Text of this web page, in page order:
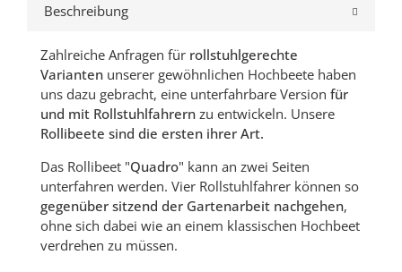
Beschreibung
Zahlreiche Anfragen für rollstuhlgerechte
Varianten unserer gewöhnlichen Hochbeete haben
uns dazu gebracht, eine unterfahrbare Version für
und mit Rollstuhlfahrern zu entwickeln. Unsere
Rollibeete sind die ersten ihrer Art.
Das Rollibeet "Quadro" kann an zwei Seiten
unterfahren werden. Vier Rollstuhlfahrer können so
gegenüber sitzend der Gartenarbeit nachgehen,
ohne sich dabei wie an einem klassischen Hochbeet
verdrehen zu müssen.